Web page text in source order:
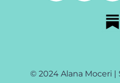
© 2024 Alana Moceri |